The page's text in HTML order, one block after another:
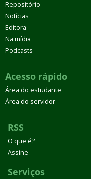
Repositório
Notícias
Editora
Na mídia
Podcasts
Acesso rápido
Área do estudante
Área do servidor
RSS
O que é?
Assine
Serviços